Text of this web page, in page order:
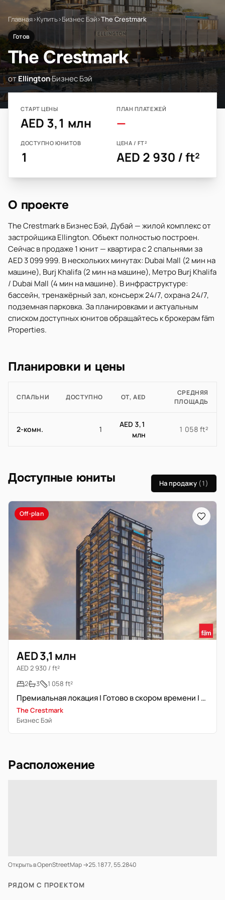
Главная›Купить›Бизнес Бэй›The Crestmark
Готов
The Crestmark
отEllington·Бизнес Бэй
СТАРТ ЦЕНЫ
AED 3,1 млн
ПЛАН ПЛАТЕЖЕЙ
—
ДОСТУПНО ЮНИТОВ
1
ЦЕНА / FT²
AED 2 930 / ft²
О проекте
The Crestmark в Бизнес Бэй, Дубай — жилой комплекс от
застройщика Ellington. Объект полностью построен.
Сейчас в продаже 1 юнит — квартира с 2 спальнями за
AED 3 099 999. В нескольких минутах: Dubai Mall (2 мин на
машине), Burj Khalifa (2 мин на машине), Метро Burj Khalifa
/ Dubai Mall (4 мин на машине). В инфраструктуре:
бассейн, тренажёрный зал, консьерж 24/7, охрана 24/7,
подземная парковка. За планировками и актуальным
списком доступных юнитов обращайтесь к брокерам fäm
Properties.
Планировки и цены
СПАЛЬНИ ДОСТУПНО ОТ, AED
СРЕДНЯЯ
ПЛОЩАДЬ
2-комн. 1
AED 3,1
млн
1 058 ft²
Доступные юниты На продажу (1)
Off-plan
AED 3,1 млн
AED 2 930 / ft²
2
3 1 058 ft²
Премиальная локация | Готово в скором времени | 70/30 план
The Crestmark
Бизнес Бэй
Расположение
Открыть в OpenStreetMap →25.1877, 55.2840
РЯДОМ С ПРОЕКТОМ